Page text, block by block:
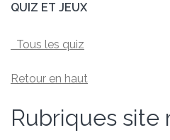
QUIZ ET JEUX
Tous les quiz
Retour en haut
Rubriques site